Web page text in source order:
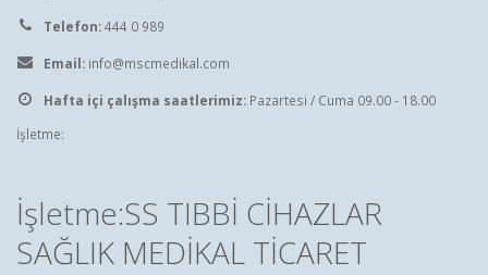
Telefon:444 0 989
Email: info@mscmedikal.com
Hafta içi çalışma saatlerimiz: Pazartesi / Cuma 09.00 - 18.00
İşletme:
İşletme:SS TIBBİ CİHAZLAR
SAĞLIK MEDİKAL TİCARET